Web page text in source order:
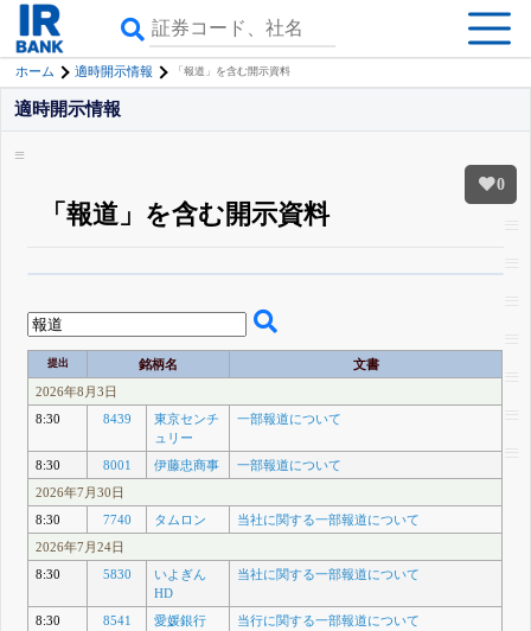
ホーム 適時開示情報 「報道」を含む開示資料
0
適時開示情報
「報道」を含む開示資料
くできる
無料でβ版をはじめる
登録すると永久30%OFFと米株版の先行利用も付きます
提出 銘柄名
文書
2026年8月3日
8:30
8439
東京センチ
ュリー
一部報道について
8:30 8001 伊藤忠商事
一部報道について
2026年7月30日
8:30
7740 タムロン
当社に関する一部報道について
2026年7月24日
8:30
5830
いよぎん
HD
当社に関する一部報道について
8:30 8541 愛媛銀行
当行に関する一部報道について